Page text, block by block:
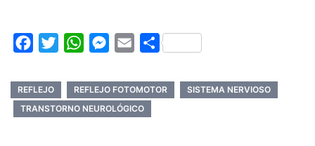
FacebookTwitterWhatsAppMessenger
EmailCompartir
REFLEJO REFLEJO FOTOMOTOR
SISTEMA NERVIOSO
TRANSTORNO NEUROLÓGICO